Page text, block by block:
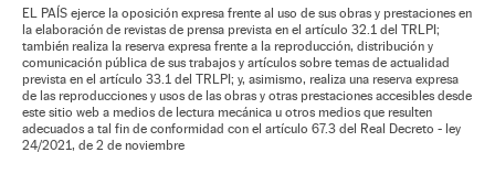
EL PAÍS ejerce la oposición expresa frente al uso de sus obras y prestaciones en
la elaboración de revistas de prensa prevista en el artículo 32.1 del TRLPI;
también realiza la reserva expresa frente a la reproducción, distribución y
comunicación pública de sus trabajos y artículos sobre temas de actualidad
prevista en el artículo 33.1 del TRLPI; y, asimismo, realiza una reserva expresa
de las reproducciones y usos de las obras y otras prestaciones accesibles desde
este sitio web a medios de lectura mecánica u otros medios que resulten
adecuados a tal fin de conformidad con el artículo 67.3 del Real Decreto - ley
24/2021, de 2 de noviembre